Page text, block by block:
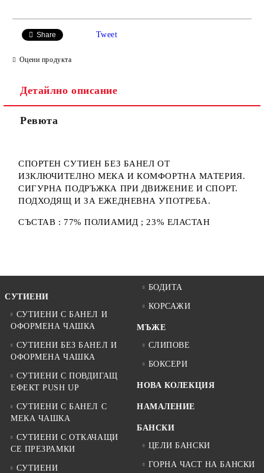
Share Tweet
Оцени продукта
Детайлно описание
Ревюта
СПОРТЕН СУТИЕН БЕЗ БАНЕЛ ОТ
ИЗКЛЮЧИТЕЛНО МЕКА И КОМФОРТНА МАТЕРИЯ.
СИГУРНА ПОДРЪЖКА ПРИ ДВИЖЕНИЕ И СПОРТ.
ПОДХОДЯЩ И ЗА ЕЖЕДНЕВНА УПОТРЕБА.
СЪСТАВ : 77% ПОЛИАМИД ; 23% ЕЛАСТАН
СУТИЕНИ
СУТИЕНИ С БАНЕЛ И
ОФОРМЕНА ЧАШКА
СУТИЕНИ БЕЗ БАНЕЛ И
ОФОРМЕНА ЧАШКА
СУТИЕНИ С ПОВДИГАЩ
ЕФЕКТ PUSH UP
СУТИЕНИ С БАНЕЛ С
МЕКА ЧАШКА
СУТИЕНИ С ОТКАЧАЩИ
СЕ ПРЕЗРАМКИ
СУТИЕНИ
БОДИТА
КОРСАЖИ
МЪЖЕ
СЛИПОВЕ
БОКСЕРИ
НОВА КОЛЕКЦИЯ
НАМАЛЕНИЕ
БАНСКИ
ЦЕЛИ БАНСКИ
ГОРНА ЧАСТ НА БАНСКИ